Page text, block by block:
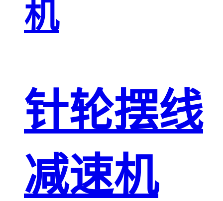
机
针轮摆线
减速机